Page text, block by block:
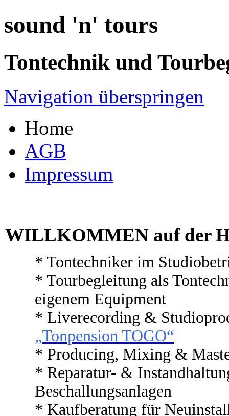
sound 'n' tours
Tontechnik und
Navigation überspringen
Home
AGB
Impressum
WILLKOMMEN auf der
* Tontechniker im
* Tourbegleitung als
eigenem Equipment
* Liverecording &
„Tonpension TOGO“
* Producing, Mixing &
* Reparatur- &
Beschallungsanlagen
* Kaufberatung für